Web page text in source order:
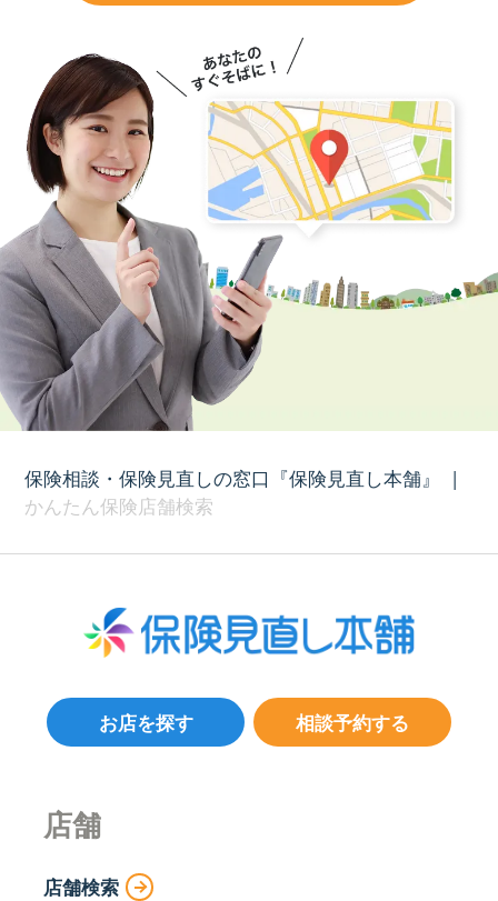
保険相談・保険見直しの窓口『保険見直し本舗』
|
かんたん保険店舗検索
相談予約する
お店を探す
店舗
店舗検索